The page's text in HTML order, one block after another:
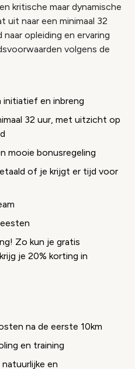
kritische maar dynamische
uit naar een minimaal 32
opleiding en ervaring
volgens de
initiatief en inbreng
32 uur, met uitzicht op
mooie bonusregeling
of je krijgt er tijd voor
Zo kun je gratis
je 20% korting in
na de eerste 10km
en training
en